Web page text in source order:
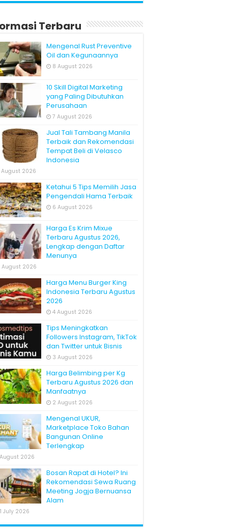
Terbaru
Mengenal Rust Preventive
Oil dan Kegunaannya
8 August 2026
10 Skill Digital Marketing
yang Paling Dibutuhkan
Perusahaan
7 August 2026
Jual Tali Tambang Manila
Terbaik dan Rekomendasi
Tempat Beli di Velasco
Indonesia
August 2026
Ketahui 5 Tips Memilih Jasa
Pengendali Hama Terbaik
6 August 2026
Harga Es Krim Mixue
Terbaru Agustus 2026,
Lengkap dengan Daftar
Menunya
August 2026
Harga Menu Burger King
Indonesia Terbaru Agustus
2026
4 August 2026
Tips Meningkatkan
Followers Instagram, TikTok
dan Twitter untuk Bisnis
3 August 2026
Harga Belimbing per Kg
Terbaru Agustus 2026 dan
Manfaatnya
2 August 2026
Mengenal UKUR,
Marketplace Toko Bahan
Bangunan Online
Terlengkap
August 2026
Bosan Rapat di Hotel? Ini
Rekomendasi Sewa Ruang
Meeting Jogja Bernuansa
Alam
July 2026